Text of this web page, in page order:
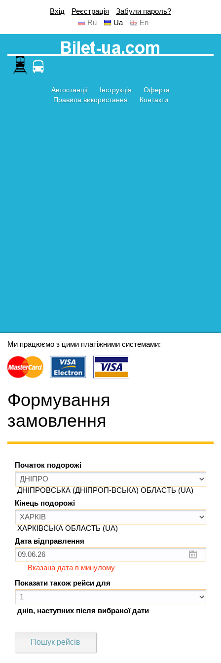
Вхід Реєстрація
Забули пароль?
Ru
Ua En
Автостанції Інструкція
Оферта
Правила використання
Контакти
Ми працюємо з цими платіжними системами:
Формування
замовлення
Початок подорожі
ДНІПРОВСЬКА (ДНІПРОП-ВСЬКА) ОБЛАСТЬ (UA)
Кінець подорожі
ХАРКІВСЬКА ОБЛАСТЬ (UA)
Дата відправлення
Вказана дата в минулому
Показати також рейси для
днів, наступних після вибраної дати
Пошук рейсів